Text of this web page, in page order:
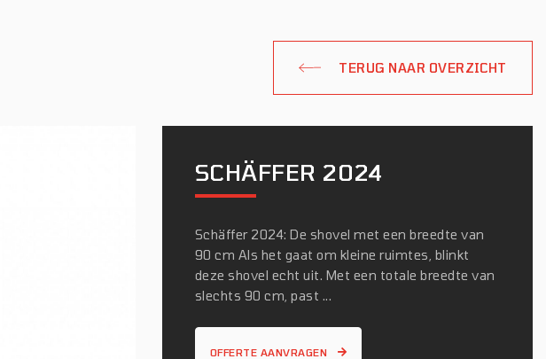
TERUG NAAR OVERZICHT
SCHÄFFER 2024
Schäffer 2024: De shovel met een breedte van
90 cm Als het gaat om kleine ruimtes, blinkt
deze shovel echt uit. Met een totale breedte van
slechts 90 cm, past ...
OFFERTE AANVRAGEN